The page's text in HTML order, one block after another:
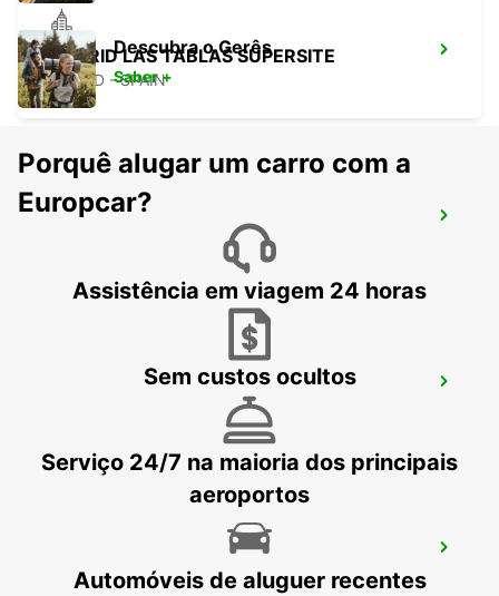
MADRID LAS TABLAS SUPERSITE
MADRID - SPAIN
MADRID PLAZA DE ESPANHA
MADRID LEGANES SUPERSITE
TRES CANTOS - SPAIN
Descubra o Gerês
Saber +
Porquê alugar um carro com a
Europcar?
Assistência em viagem 24 horas
Sem custos ocultos
Serviço 24/7 na maioria dos principais
aeroportos
Automóveis de aluguer recentes